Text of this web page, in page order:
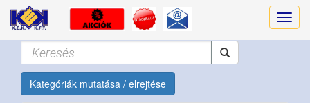
Kategóriák mutatása / elrejtése